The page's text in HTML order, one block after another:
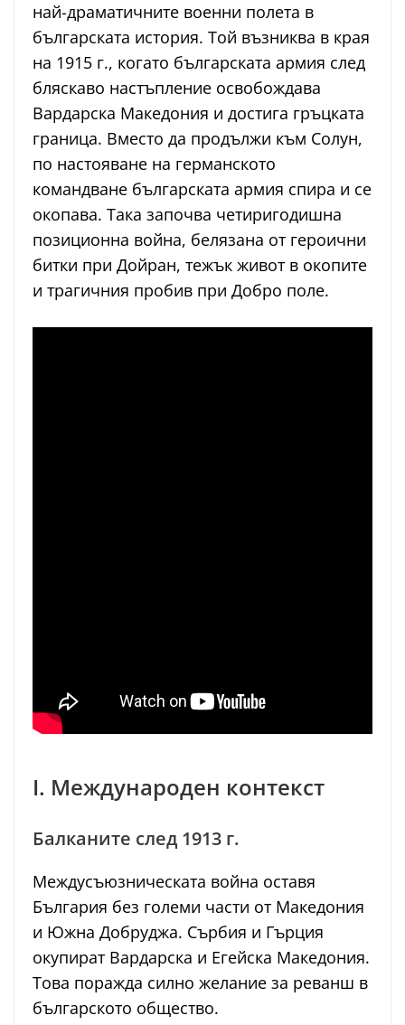
най-драматичните военни полета в
българската история. Той възниква в края
на 1915 г., когато българската армия след
бляскаво настъпление освобождава
Вардарска Македония и достига гръцката
граница. Вместо да продължи към Солун,
по настояване на германското
командване българската армия спира и се
окопава. Така започва четиригодишна
позиционна война, белязана от героични
битки при Дойран, тежък живот в окопите
и трагичния пробив при Добро поле.
I. Международен контекст
Балканите след 1913 г.
Междусъюзническата война оставя
България без големи части от Македония
и Южна Добруджа. Сърбия и Гърция
окупират Вардарска и Егейска Македония.
Това поражда силно желание за реванш в
българското общество.